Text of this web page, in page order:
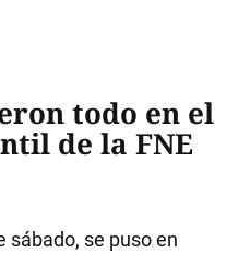
todo en el
de la FNE
sábado, se puso en